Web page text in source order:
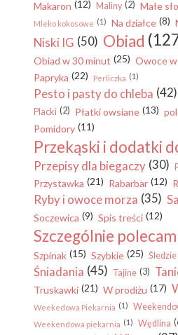
Makaron (12) Maliny (2) Małe
Mleko kokosowe (1) Na działce (8)
Niski IG (50) Obiad
Obiad w 30 minut (25) Owoce
Papryka (22) Perliczka (1)
Pesto i pasty do chleba (42)
Placki (2) Płatki owsiane (13)
Pomidory (11)
Przekąski i dodatki
Przepisy dla biegaczy (30)
Przystawka (21) Rabarbar (12)
Ryby i owoce morza (35)
Soczewica (9) Spis treści (12)
Szczególnie polecam
Szpinak (15) Szybkie (25) Śledzie
Śniadania (45) Tajine (3)
Truskawki (21) W prodiżu (17)
Weekedowa Piekarnia (1)
Weekendowa piekarnia (1) Wędlina